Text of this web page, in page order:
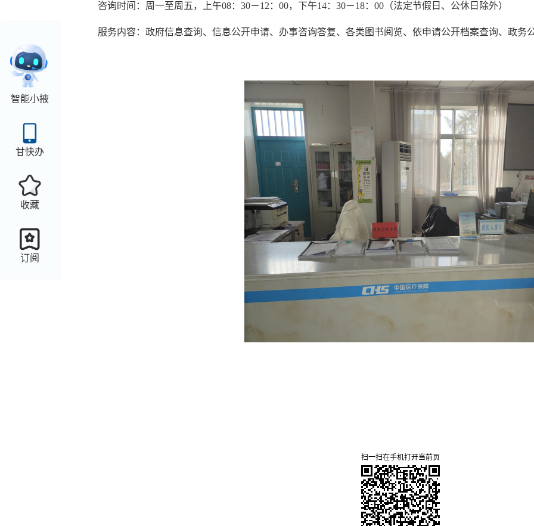
智能小掖
甘快办
收藏
订阅
咨询时间：周一至周五，上午08：30－12：00，下午14：30－18：00（法定节假日、公休日除外）
服务内容：政府信息查询、信息公开申请、办事咨询答复、各类图书阅览、依申请公开档案查询、政务
扫一扫在手机打开当前页